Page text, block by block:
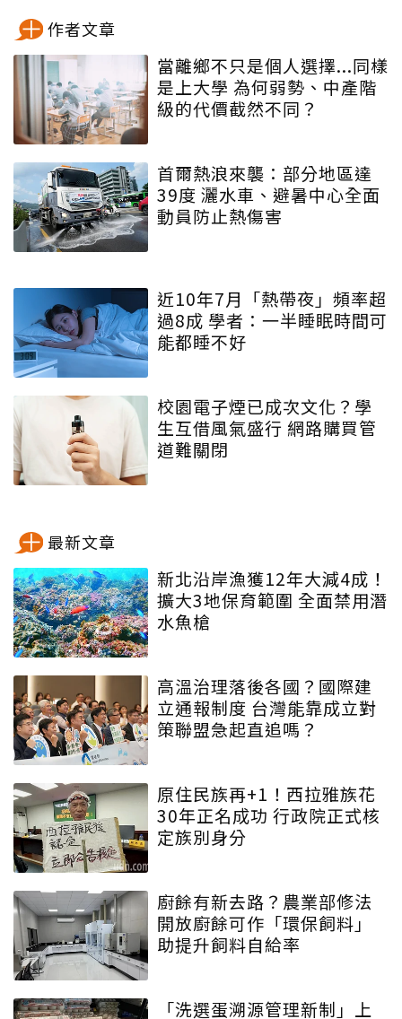
作者文章
當離鄉不只是個人選擇...同樣
是上大學 為何弱勢、中產階
級的代價截然不同？
首爾熱浪來襲：部分地區達
39度 灑水車、避暑中心全面
動員防止熱傷害
近10年7月「熱帶夜」頻率超
過8成 學者：一半睡眠時間可
能都睡不好
校園電子煙已成次文化？學
生互借風氣盛行 網路購買管
道難關閉
最新文章
新北沿岸漁獲12年大減4成！
擴大3地保育範圍 全面禁用潛
水魚槍
高溫治理落後各國？國際建
立通報制度 台灣能靠成立對
策聯盟急起直追嗎？
原住民族再+1！西拉雅族花
30年正名成功 行政院正式核
定族別身分
廚餘有新去路？農業部修法
開放廚餘可作「環保飼料」
助提升飼料自給率
「洗選蛋溯源管理新制」上